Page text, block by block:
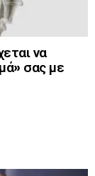
να
σας με